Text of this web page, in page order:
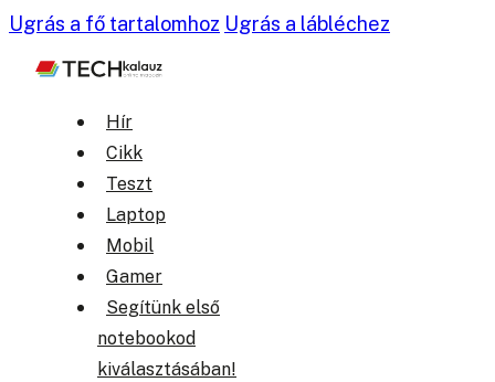
Ugrás a fő tartalomhoz Ugrás a lábléchez
Hír
Cikk
Teszt
Laptop
Mobil
Gamer
Segítünk első
notebookod
kiválasztásában!